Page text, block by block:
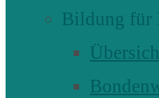
Bildung für